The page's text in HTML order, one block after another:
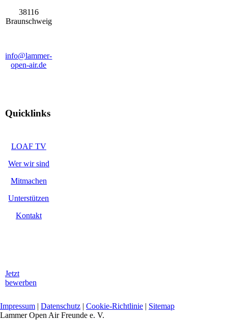
38116
Braunschweig
info@lammer-
open-air.de
Quicklinks
LOAF TV
Wer wir sind
Mitmachen
Unterstützen
Kontakt
Jetzt
bewerben
Impressum | Datenschutz | Cookie-Richtlinie | Sitemap
Lammer Open Air Freunde e. V.